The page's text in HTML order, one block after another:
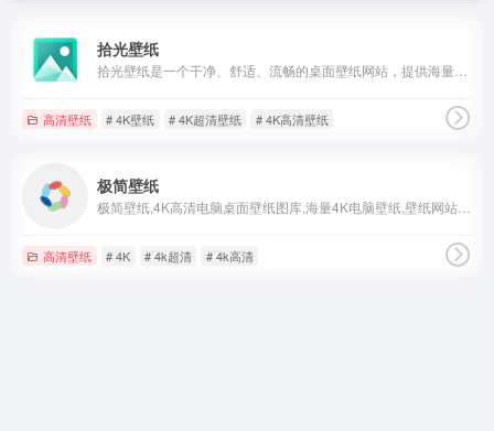
拾光壁纸
高清壁纸 # 4K壁纸 # 4K超清壁纸 # 4K高清壁纸
极简壁纸
高清壁纸 # 4K # 4k超清 # 4k高清